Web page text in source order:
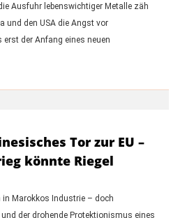
Ausfuhr lebenswichtiger Metalle zäh
und den USA die Angst vor
der Anfang eines neuen
Tor zur EU –
könnte Riegel
in Marokkos Industrie – doch
der drohende Protektionismus eines